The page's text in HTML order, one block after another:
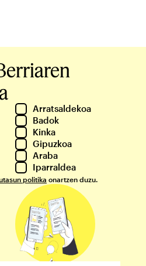
Arratsaldekoa
Badok
Kinka
Gipuzkoa
Araba
Iparraldea
politika onartzen duzu.